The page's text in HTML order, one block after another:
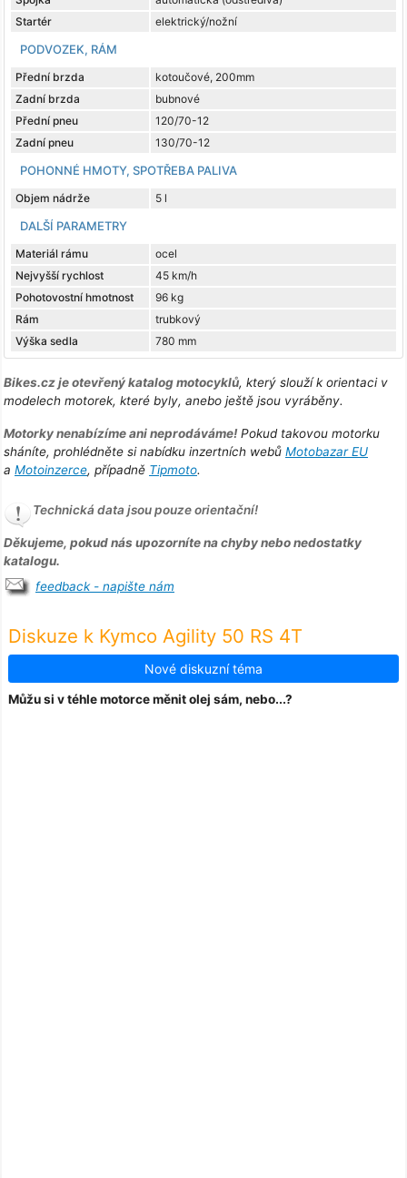
Startér
elektrický/nožní
PODVOZEK, RÁM
Přední brzda
kotoučové, 200mm
Zadní brzda
bubnové
Přední pneu
120/70-12
Zadní pneu
130/70-12
POHONNÉ HMOTY, SPOTŘEBA PALIVA
Objem nádrže 5 l
DALŠÍ PARAMETRY
Materiál rámu
ocel
Nejvyšší rychlost
45 km/h
Pohotovostní hmotnost
96 kg
Rám
trubkový
Výška sedla
780 mm
Bikes.cz je otevřený katalog motocyklů, který slouží k orientaci v
modelech motorek, které byly, anebo ještě jsou vyráběny.
Motorky nenabízíme ani neprodáváme!Pokud takovou motorku
sháníte, prohlédněte si nabídku inzertních webů Motobazar EU
a Motoinzerce, případně Tipmoto.
Technická data jsou pouze orientační!
Děkujeme, pokud nás upozorníte na chyby nebo nedostatky
katalogu.
feedback - napište nám
Diskuze k Kymco Agility 50 RS 4T
Nové diskuzní téma
Můžu si v téhle motorce měnit olej sám, nebo...?